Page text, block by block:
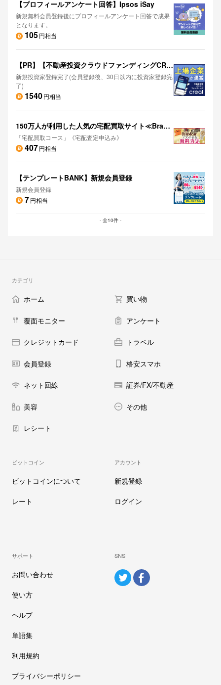
【プロフィールアンケート回答】Ipsos iSay
新規無料会員登録後にプロフィールアンケート回答で成果
となります。
105円相当
【PR】【不動産投資クラウドファンディングCREAL（クリアル）】新規投資家登録完了】
新規投資家登録完了(会員登録後、30日以内に投資家登録完
了)
1540円相当
150万人が利用した人気の宅配買取サイト≪Brandear≫
「宅配買取コース」《宅配査定申込み》
407円相当
【テンプレートBANK】新規会員登録
新規会員登録
7円相当
- 全10件 -
カテゴリ
ホーム 買い物
覆面モニター アンケート
クレジットカード トラベル
会員登録 格安スマホ
ネット回線 証券/FX/不動産
美容 その他
レシート
ビットコイン
ビットコインについて
レート
アカウント
新規登録
ログイン
サポート
お問い合わせ
使い方
ヘルプ
単語集
利用規約
プライバシーポリシー
SNS